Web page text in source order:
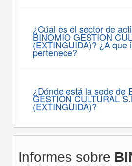
¿Cúal es el sector de
BINOMIO GESTION
(EXTINGUIDA)? ¿A que
pertenece?
¿Dónde está la sede de
GESTION CULTURAL
(EXTINGUIDA)?
Informes sobre